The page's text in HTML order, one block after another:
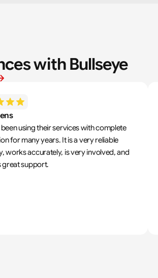
with Bullseye
been using their services with complete
for many years. It is a very reliable
works accurately, is very involved, and
great support.